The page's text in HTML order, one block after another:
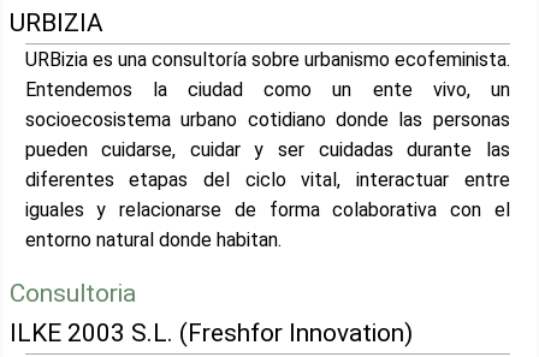
URBIZIA
URBizia es una consultoría sobre urbanismo ecofeminista.
Entendemos la ciudad como un ente vivo, un
socioecosistema urbano cotidiano donde las personas
pueden cuidarse, cuidar y ser cuidadas durante las
diferentes etapas del ciclo vital, interactuar entre
iguales y relacionarse de forma colaborativa con el
entorno natural donde habitan.
Consultoria
ILKE 2003 S.L. (Freshfor Innovation)